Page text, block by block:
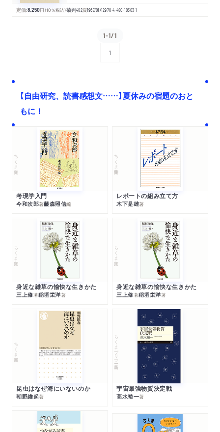
定価:8,250円 （10％税込）菊判482頁1967/01/12978-4-480-10303-1
1-1/1
1
【自由研究、読書感想文……】夏休みの宿題のおと
もに！
ちくま文庫
考現学入門
今和次郎著藤森照信編
ちくま学芸文庫
レポートの組み立て方
木下是雄著
ちくま文庫
身近な雑草の愉快な生きかた
三上修著稲垣栄洋著
ちくま文庫
身近な雑草の愉快な生きかた
三上修著稲垣栄洋著
ちくま新書
昆虫はなぜ海にいないのか
朝野維起著
ちくまプリマー新書
宇宙最強物質決定戦
高水裕一著